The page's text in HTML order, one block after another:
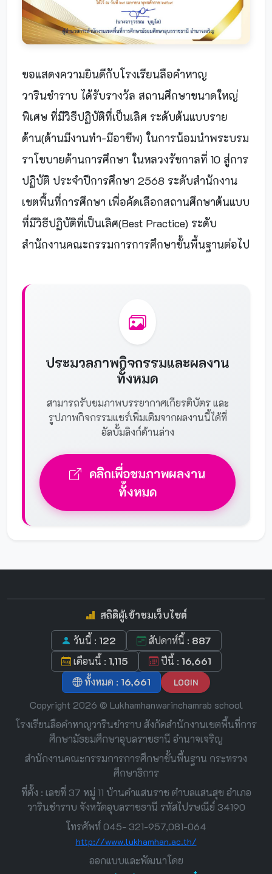
ขอแสดงความยินดีกับโรงเรียนลือคำหาญ
วารินชำราบ ได้รับรางวัล สถานศึกษาขนาดใหญ่
พิเศษ ที่มีวิธีปฏิบัติที่เป็นเลิศ ระดับต้นแบบราย
ด้าน(ด้านมีงานทำ-มีอาชีพ) ในการน้อมนำพระบรม
ราโชบายด้านการศึกษา ในหลวงรัชกาลที่ 10 สู่การ
ปฏิบัติ ประจำปีการศึกษา 2568 ระดับสำนักงาน
เขตพื้นที่การศึกษา เพื่อคัดเลือกสถานศึกษาต้นแบบ
ที่มีวิธีปฏิบัติที่เป็นเลิศ(Best Practice) ระดับ
สำนักงานคณะกรรมการการศึกษาขั้นพื้นฐานต่อไป
ประมวลภาพกิจกรรมและผลงาน
ทั้งหมด
สามารถรับชมภาพบรรยากาศเกียรติบัตร และ
รูปภาพกิจกรรมแชร์เพิ่มเติมจากผลงานนี้ได้ที่
อัลบั้มลิงก์ด้านล่าง
คลิกเพื่อชมภาพผลงาน
ทั้งหมด
สถิติผู้เข้าชมเว็บไซต์
วันนี้ : 122 สัปดาห์นี้ : 887
เดือนนี้ : 1,115 ปีนี้ : 16,661
ทั้งหมด :16,661 LOGIN
Copyright 2026 © Lukhamhanwarinchamrab school
โรงเรียนลือคำหาญวารินชำราบ สังกัดสำนักงานเขตพื้นที่การ
ศึกษามัธยมศึกษาอุบลราชธานี อำนาจเจริญ
สำนักงานคณะกรรมการการศึกษาขั้นพื้นฐาน กระทรวง
ศึกษาธิการ
ที่ตั้ง : เลขที่ 37 หมู่ 11 บ้านคำแสนราช ตำบลแสนสุข อำเภอ
วารินชำราบ จังหวัดอุบลราชธานี รหัสไปรษณีย์ 34190
โทรศัพท์ 045- 321-957,081-064
http://www.lukhamhan.ac.th/
ออกแบบและพัฒนาโดย